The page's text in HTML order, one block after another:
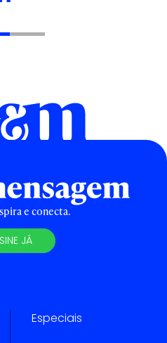
e conecta.
JÁ
Especiais